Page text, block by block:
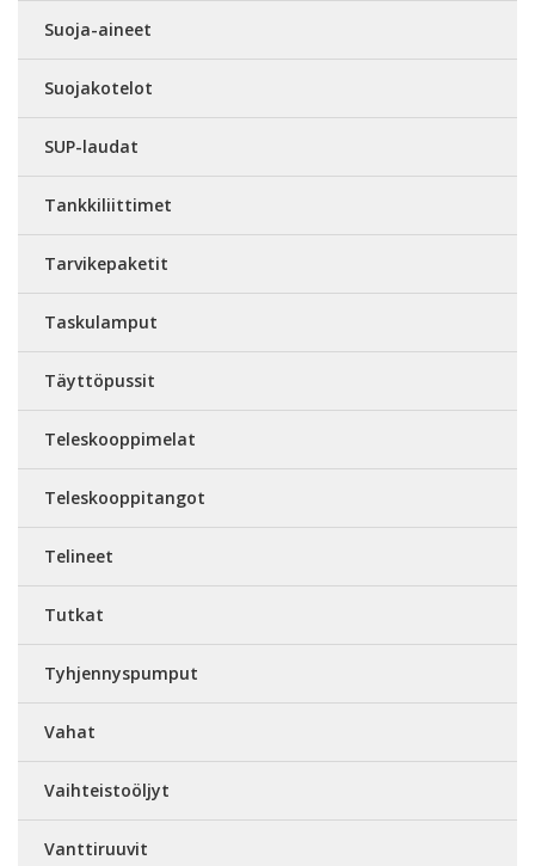
Suoja-aineet
Suojakotelot
SUP-laudat
Tankkiliittimet
Tarvikepaketit
Taskulamput
Täyttöpussit
Teleskooppimelat
Teleskooppitangot
Telineet
Tutkat
Tyhjennyspumput
Vahat
Vaihteistoöljyt
Vanttiruuvit